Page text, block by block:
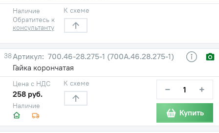
Наличие
Обратитесь к
консультанту
К схеме
38
700.46-28.275-1 (700А.46.28.275-1)
Гайка корончатая
Наличие
Цена с НДС
258 руб.
К схеме − +
Купить